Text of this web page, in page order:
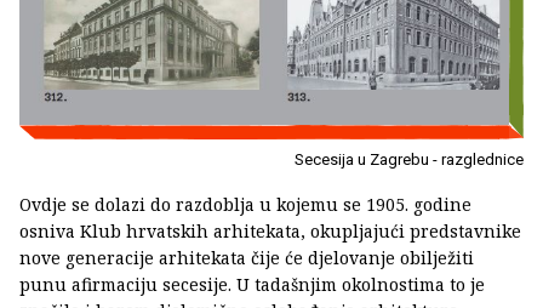
Secesija u Zagrebu - razglednice
Ovdje se dolazi do razdoblja u kojemu se 1905. godine
osniva Klub hrvatskih arhitekata, okupljajući predstavnike
nove generacije arhitekata čije će djelovanje obilježiti
punu afirmaciju secesije. U tadašnjim okolnostima to je